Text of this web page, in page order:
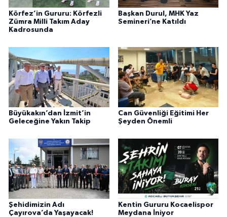
Körfez’in Gururu: Körfezli
Zümra Milli Takım Aday
Kadrosunda
Başkan Durul, MHK Yaz
Semineri’ne Katıldı
Büyükakın’dan İzmit’in
Geleceğine Yakın Takip
Can Güvenliği Eğitimi Her
Şeyden Önemli
Şehidimizin Adı
Çayırova’da Yaşayacak!
Kentin Gururu Kocaelispor
Meydana İniyor